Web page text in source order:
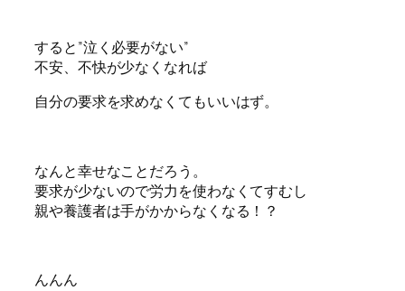
すると”泣く必要がない”
不安、不快が少なくなれば
自分の要求を求めなくてもいいはず。
なんと幸せなことだろう。
要求が少ないので労力を使わなくてすむし
親や養護者は手がかからなくなる！？
んんん